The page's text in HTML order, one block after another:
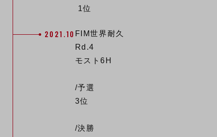
1位
2021.10 FIM世界耐久
Rd.4
モスト6H
/予選
3位
/決勝